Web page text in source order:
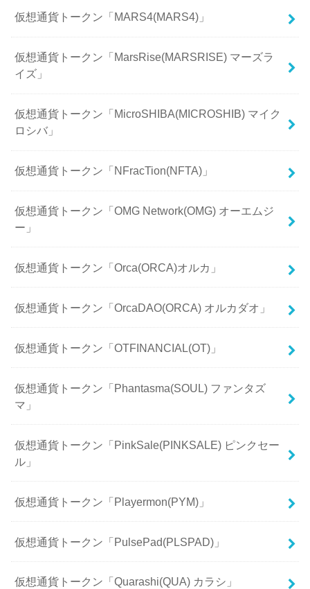
仮想通貨トークン「MARS4(MARS4)」
仮想通貨トークン「MarsRise(MARSRISE) マーズラ
イズ」
仮想通貨トークン「MicroSHIBA(MICROSHIB) マイク
ロシバ」
仮想通貨トークン「NFracTion(NFTA)」
仮想通貨トークン「OMG Network(OMG) オーエムジ
ー」
仮想通貨トークン「Orca(ORCA)オルカ」
仮想通貨トークン「OrcaDAO(ORCA) オルカダオ」
仮想通貨トークン「OTFINANCIAL(OT)」
仮想通貨トークン「Phantasma(SOUL) ファンタズ
マ」
仮想通貨トークン「PinkSale(PINKSALE) ピンクセー
ル」
仮想通貨トークン「Playermon(PYM)」
仮想通貨トークン「PulsePad(PLSPAD)」
仮想通貨トークン「Quarashi(QUA) カラシ」